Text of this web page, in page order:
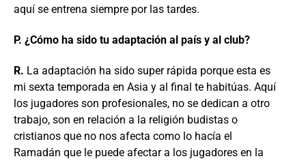
aquí se entrena siempre por las tardes.
P. ¿Cómo ha sido tu adaptación al país y al club?
R. La adaptación ha sido super rápida porque esta es
mi sexta temporada en Asia y al final te habitúas. Aquí
los jugadores son profesionales, no se dedican a otro
trabajo, son en relación a la religión budistas o
cristianos que no nos afecta como lo hacía el
Ramadán que le puede afectar a los jugadores en la